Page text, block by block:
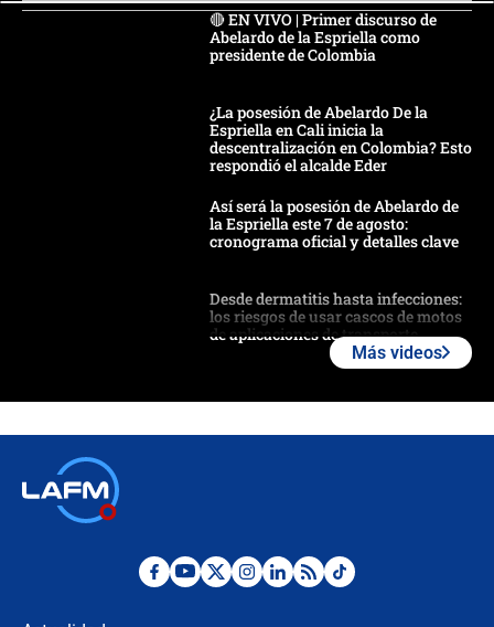
🔴 EN VIVO | Primer discurso de
Abelardo de la Espriella como
presidente de Colombia
¿La posesión de Abelardo De la
Espriella en Cali inicia la
descentralización en Colombia? Esto
respondió el alcalde Eder
Así será la posesión de Abelardo de
la Espriella este 7 de agosto:
cronograma oficial y detalles clave
Desde dermatitis hasta infecciones:
los riesgos de usar cascos de motos
de aplicaciones de transporte
Posesión de Abelardo De La Espriella
Más videos